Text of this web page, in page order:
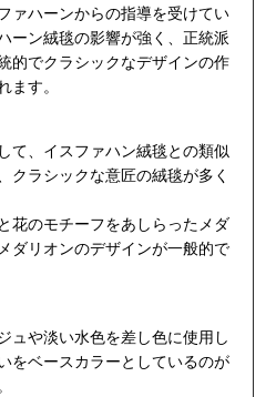
ァハーンからの指導を受けてい
ーン絨毯の影響が強く、正統派
的でクラシックなデザインの作
ます。
て、イスファハン絨毯との類似
クラシックな意匠の絨毯が多く
花のモチーフをあしらったメダ
ダリオンのデザインが一般的で
ュや淡い水色を差し色に使用し
をベースカラーとしているのが